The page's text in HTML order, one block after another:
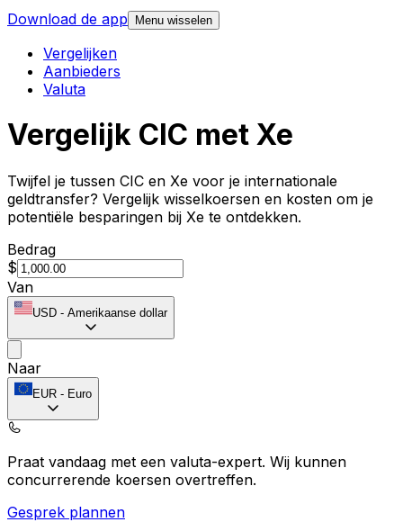
Download de app
Menu wisselen
Vergelijken
Aanbieders
Valuta
Vergelijk CIC met Xe
Twijfel je tussen CIC en Xe voor je internationale
geldtransfer? Vergelijk wisselkoersen en kosten om je
potentiële besparingen bij Xe te ontdekken.
Bedrag
$
Van
USD - Amerikaanse dollar
Naar
EUR - Euro
Praat vandaag met een valuta-expert. Wij kunnen
concurrerende koersen overtreffen.
Gesprek plannen